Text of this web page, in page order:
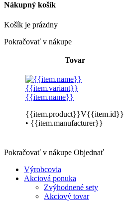
Nákupný košík
Košík je prázdny
Pokračovať v nákupe
Tovar
{{item.variant}}
{{item.name}}
{{item.product}}V{{item.id}}
• {{item.manufacturer}}
Pokračovať v nákupe Objednať
Výrobcovia
Akciová ponuka
Zvýhodnené sety
Akciový tovar